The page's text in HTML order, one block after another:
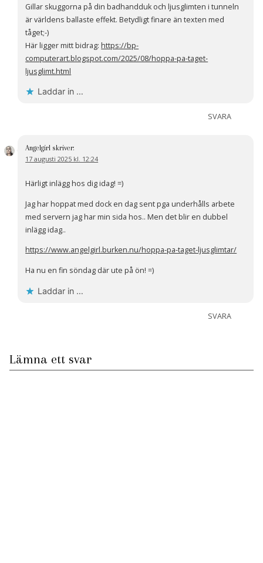
Gillar skuggorna på din badhandduk och ljusglimten i tunneln
är världens ballaste effekt. Betydligt finare än texten med
tåget;-)
Här ligger mitt bidrag:https://bp-
computerart.blogspot.com/2025/08/hoppa-pa-taget-
ljusglimt.html
Laddar in …
SVARA
Angelgirl skriver:
17 augusti 2025 kl. 12:24
Härligt inlägg hos dig idag! =)
Jag har hoppat med dock en dag sent pga underhålls arbete
med servern jag har min sida hos.. Men det blir en dubbel
inlägg idag..
https://www.angelgirl.burken.nu/hoppa-pa-taget-ljusglimtar/
Ha nu en fin söndag där ute på ön! =)
Laddar in …
SVARA
Lämna ett svar